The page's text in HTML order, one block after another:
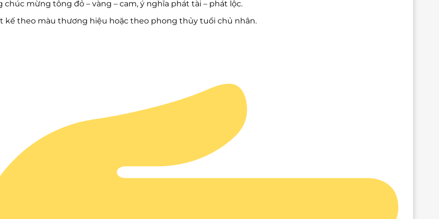
chúc mừng tông đỏ – vàng – cam, ý nghĩa phát tài – phát lộc.
kế theo màu thương hiệu hoặc theo phong thủy tuổi chủ nhân.